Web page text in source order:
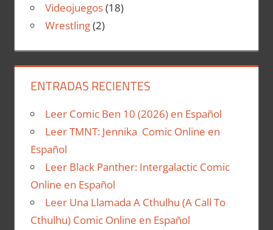
Videojuegos(18)
Wrestling(2)
ENTRADAS RECIENTES
Leer Comic Ben 10 (2026) en Español
Leer TMNT: Jennika Comic Online en
Español
Leer Black Panther: Intergalactic Comic
Online en Español
Leer Una Llamada A Cthulhu (A Call To
Cthulhu) Comic Online en Español